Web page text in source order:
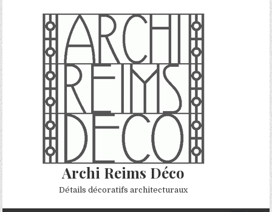
Skip to content
Archi Reims Déco
Détails décoratifs architecturaux